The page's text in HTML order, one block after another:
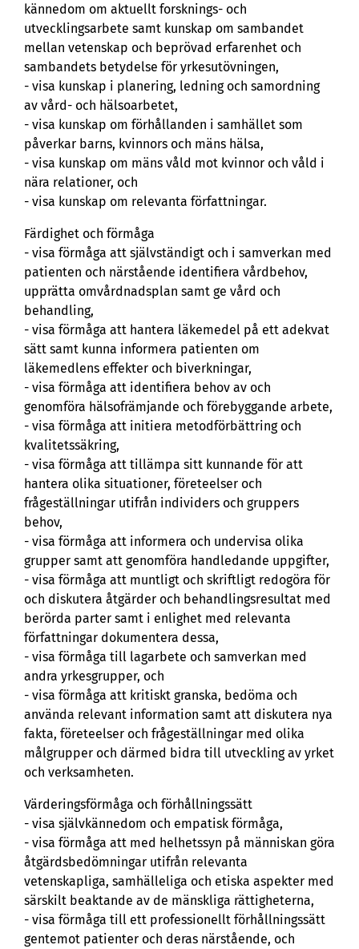
kännedom om aktuellt forsknings- och
utvecklingsarbete samt kunskap om sambandet
mellan vetenskap och beprövad erfarenhet och
sambandets betydelse för yrkesutövningen,
- visa kunskap i planering, ledning och samordning
av vård- och hälsoarbetet,
- visa kunskap om förhållanden i samhället som
påverkar barns, kvinnors och mäns hälsa,
- visa kunskap om mäns våld mot kvinnor och våld i
nära relationer, och
- visa kunskap om relevanta författningar.
Färdighet och förmåga
- visa förmåga att självständigt och i samverkan med
patienten och närstående identifiera vårdbehov,
upprätta omvårdnadsplan samt ge vård och
behandling,
- visa förmåga att hantera läkemedel på ett adekvat
sätt samt kunna informera patienten om
läkemedlens effekter och biverkningar,
- visa förmåga att identifiera behov av och
genomföra hälsofrämjande och förebyggande arbete,
- visa förmåga att initiera metodförbättring och
kvalitetssäkring,
- visa förmåga att tillämpa sitt kunnande för att
hantera olika situationer, företeelser och
frågeställningar utifrån individers och gruppers
behov,
- visa förmåga att informera och undervisa olika
grupper samt att genomföra handledande uppgifter,
- visa förmåga att muntligt och skriftligt redogöra för
och diskutera åtgärder och behandlingsresultat med
berörda parter samt i enlighet med relevanta
författningar dokumentera dessa,
- visa förmåga till lagarbete och samverkan med
andra yrkesgrupper, och
- visa förmåga att kritiskt granska, bedöma och
använda relevant information samt att diskutera nya
fakta, företeelser och frågeställningar med olika
målgrupper och därmed bidra till utveckling av yrket
och verksamheten.
Värderingsförmåga och förhållningssätt
- visa självkännedom och empatisk förmåga,
- visa förmåga att med helhetssyn på människan göra
åtgärdsbedömningar utifrån relevanta
vetenskapliga, samhälleliga och etiska aspekter med
särskilt beaktande av de mänskliga rättigheterna,
- visa förmåga till ett professionellt förhållningssätt
gentemot patienter och deras närstående, och